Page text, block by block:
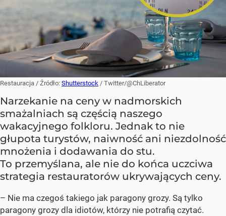
Restauracja / Źródło: Shutterstock / Twitter/@ChLiberator
Narzekanie na ceny w nadmorskich
smażalniach są częścią naszego
wakacyjnego folkloru. Jednak to nie
głupota turystów, naiwność ani niezdolność
mnożenia i dodawania do stu.
To przemyślana, ale nie do końca uczciwa
strategia restauratorów ukrywających ceny.
– Nie ma czegoś takiego jak paragony grozy. Są tylko
paragony grozy dla idiotów, którzy nie potrafią czytać.